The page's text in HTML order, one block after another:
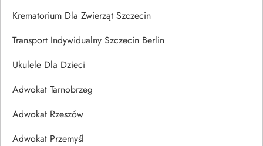
Krematorium Dla Zwierząt Szczecin
Transport Indywidualny Szczecin Berlin
Ukulele Dla Dzieci
Adwokat Tarnobrzeg
Adwokat Rzeszów
Adwokat Przemyśl